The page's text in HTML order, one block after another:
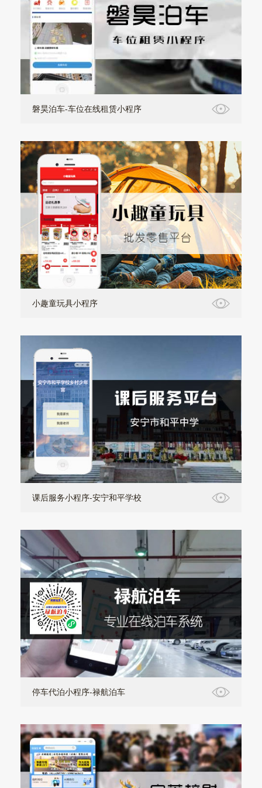
磐昊泊车-车位在线租赁小程序
小趣童玩具小程序
课后服务小程序-安宁和平学校
停车代泊小程序-禄航泊车